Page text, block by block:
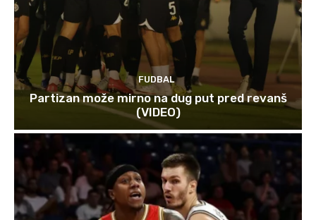
FUDBAL
Partizan može mirno na dug put pred revanš
(VIDEO)